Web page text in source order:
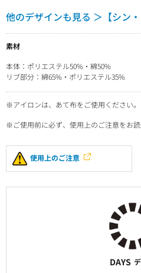
他のデザインも見る ＞【シン
素材
本体：ポリエステル50%・綿50%
リブ部分：綿65%・ポリエステル35%
※アイロンは、あて布をご使用ください。
※ご使用前に必ず、使用上のご注意をお読
使用上のご注意
DAYS